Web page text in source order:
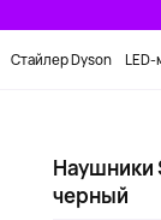
Стайлер Dyson LED-
Наушники
черный